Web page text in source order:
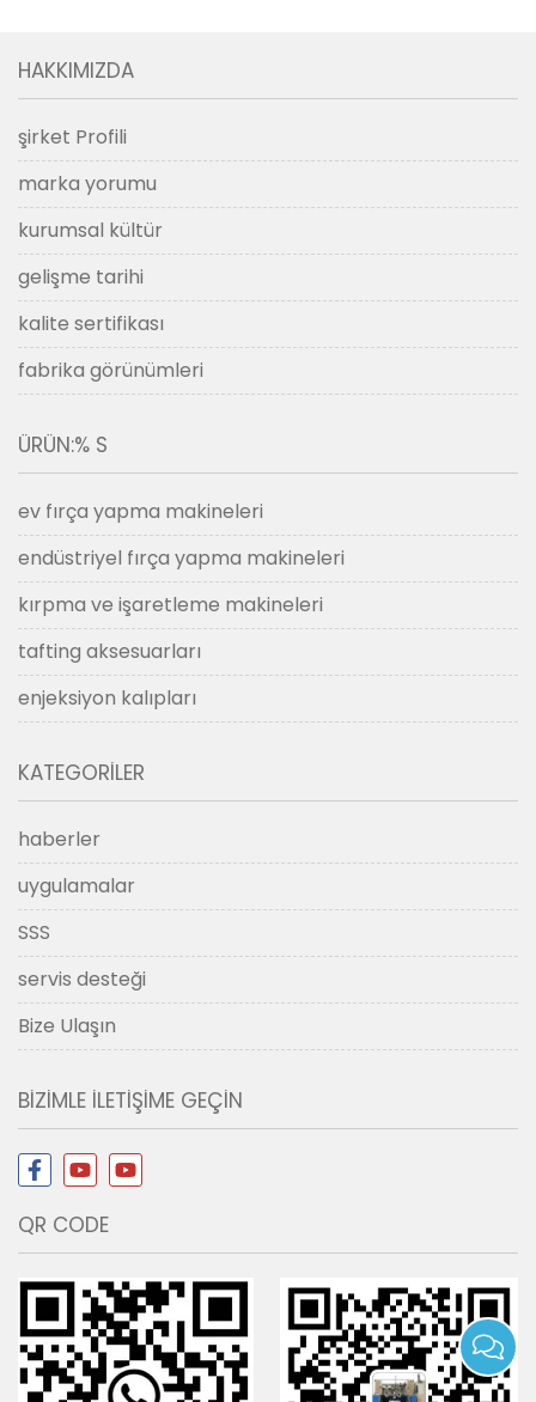
HAKKIMIZDA
şirket Profili
marka yorumu
kurumsal kültür
gelişme tarihi
kalite sertifikası
fabrika görünümleri
ÜRÜN:% S
ev fırça yapma makineleri
endüstriyel fırça yapma makineleri
kırpma ve işaretleme makineleri
tafting aksesuarları
enjeksiyon kalıpları
KATEGORILER
haberler
uygulamalar
SSS
servis desteği
Bize Ulaşın
BIZIMLE ILETIŞIME GEÇIN
QR CODE